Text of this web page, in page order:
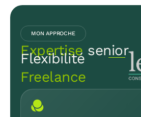
MON APPROCHE
Expertise senior
Flexibilité
Freelance